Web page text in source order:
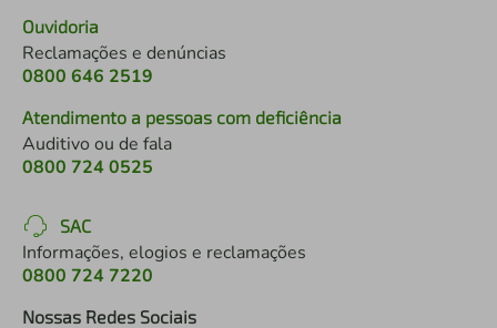
Ouvidoria
Reclamações e denúncias
0800 646 2519
Atendimento a pessoas com deficiência
Auditivo ou de fala
0800 724 0525
SAC
Informações, elogios e reclamações
0800 724 7220
Nossas Redes Sociais